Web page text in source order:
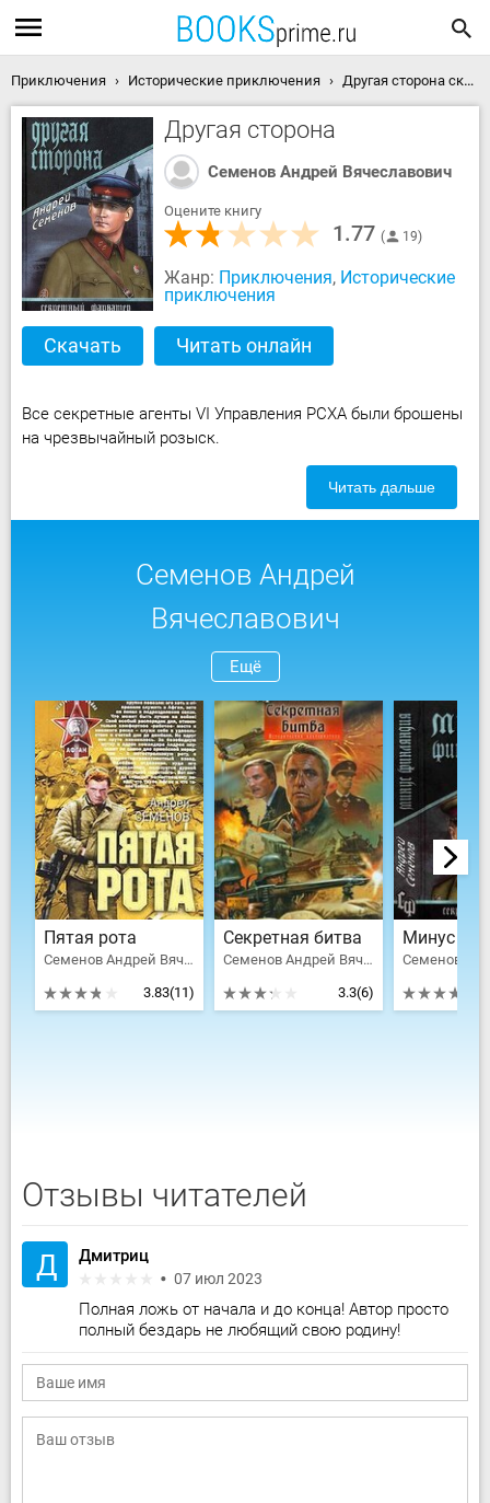
Приключения Исторические приключения Другая сторона скачать книгу
Другая сторона
Семенов Андрей Вячеславович
Оцените книгу
1.77 19
Жанр: Приключения, Исторические
приключения
Скачать Читать онлайн
Все секретные агенты VI Управления РСХА были брошены
на чрезвычайный розыск.
Читать дальше
Семенов Андрей
Вячеславович
Ещё
Пятая рота
Семенов Андрей Вячеславович
3.83(11)
Секретная битва
Семенов Андрей Вячеславович
3.3(6)
Минус
Отзывы читателей
Д Дмитриц
07 июл 2023
Полная ложь от начала и до конца! Автор просто
полный бездарь не любящий свою родину!